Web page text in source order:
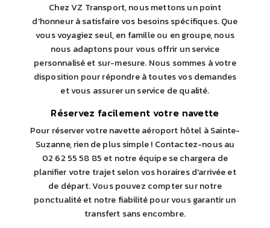
Chez VZ Transport, nous mettons un point
d'honneur à satisfaire vos besoins spécifiques. Que
vous voyagiez seul, en famille ou en groupe, nous
nous adaptons pour vous offrir un service
personnalisé et sur-mesure. Nous sommes à votre
disposition pour répondre à toutes vos demandes
et vous assurer un service de qualité.
Réservez facilement votre navette
Pour réserver votre navette aéroport hôtel à Sainte-
Suzanne, rien de plus simple ! Contactez-nous au
02 62 55 58 85 et notre équipe se chargera de
planifier votre trajet selon vos horaires d'arrivée et
de départ. Vous pouvez compter sur notre
ponctualité et notre fiabilité pour vous garantir un
transfert sans encombre.